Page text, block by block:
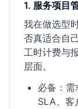
1. 服务项目
我在做选型
否真适合自
工时计费与
层面。
必备：需
SLA、客